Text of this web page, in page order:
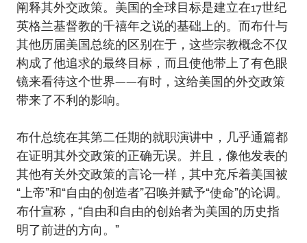
阐释其外交政策。美国的全球目标是建立在17世纪
英格兰基督教的千禧年之说的基础上的。而布什与
其他历届美国总统的区别在于，这些宗教概念不仅
构成了他追求的最终目标，而且使他带上了有色眼
镜来看待这个世界——有时，这给美国的外交政策
带来了不利的影响。
布什总统在其第二任期的就职演讲中，几乎通篇都
在证明其外交政策的正确无误。并且，像他发表的
其他有关外交政策的言论一样，其中充斥着美国被
“上帝”和“自由的创造者”召唤并赋予“使命”的论调。
布什宣称，“自由和自由的创始者为美国的历史指
明了前进的方向。”